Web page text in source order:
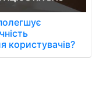
користувачів?